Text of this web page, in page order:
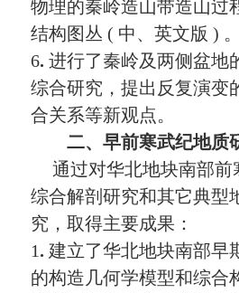
物理的秦岭造山带造山过
结构图丛 ( 中、英文版 ) 。
6.进行了秦岭及两侧盆地
综合研究，提出 反复演变
合关系等新观点。
二、早前寒武纪地质
通过对华北地块南部前
综合解剖研究和其它典型
究，取得主要成果：
1.建立了华北地块南部早
的构造几何学模型和综合